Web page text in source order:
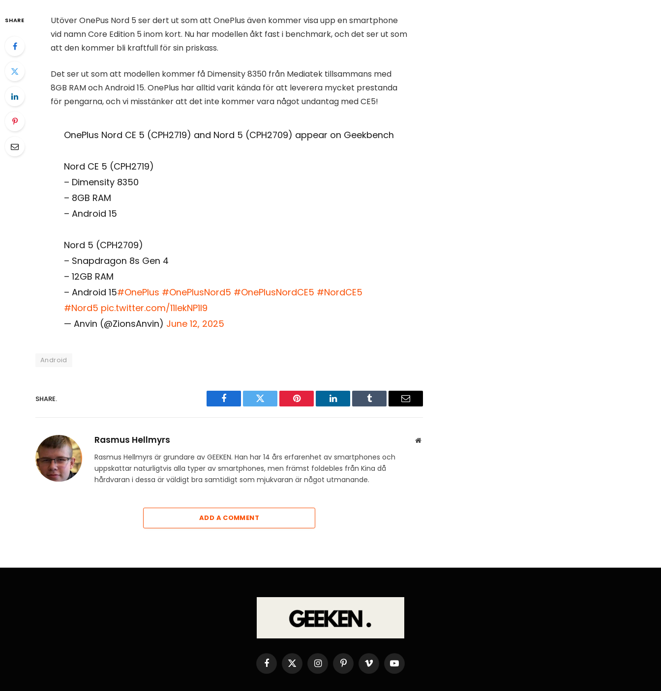
SHARE
Utöver OnePus Nord 5 ser dert ut som att OnePlus även kommer visa upp en smartphone
vid namn Core Edition 5 inom kort. Nu har modellen åkt fast i benchmark, och det ser ut som
att den kommer bli kraftfull för sin priskass.
Det ser ut som att modellen kommer få Dimensity 8350 från Mediatek tillsammans med
8GB RAM och Android 15. OnePlus har alltid varit kända för att leverera mycket prestanda
för pengarna, och vi misstänker att det inte kommer vara något undantag med CE5!
OnePlus Nord CE 5 (CPH2719) and Nord 5 (CPH2709) appear on Geekbench
Nord CE 5 (CPH2719)
– Dimensity 8350
– 8GB RAM
– Android 15
Nord 5 (CPH2709)
– Snapdragon 8s Gen 4
– 12GB RAM
– Android 15#OnePlus #OnePlusNord5 #OnePlusNordCE5 #NordCE5
#Nord5 pic.twitter.com/11lekNP1I9
— Anvin (@ZionsAnvin) June 12, 2025
Android
SHARE.
Facebook Twitter Pinterest LinkedIn Tumblr Email
Rasmus Hellmyrs Website
Rasmus Hellmyrs är grundare av GEEKEN. Han har 14 års erfarenhet av smartphones och
uppskattar naturligtvis alla typer av smartphones, men främst foldebles från Kina då
hårdvaran i dessa är väldigt bra samtidigt som mjukvaran är något utmanande.
ADD A COMMENT
Facebook
X
(Twitter)
InstagramPinterestVimeo YouTube